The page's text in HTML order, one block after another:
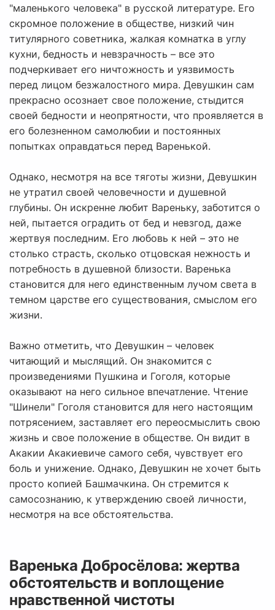
"маленького человека" в русской литературе. Его
скромное положение в обществе, низкий чин
титулярного советника, жалкая комнатка в углу
кухни, бедность и невзрачность – все это
подчеркивает его ничтожность и уязвимость
перед лицом безжалостного мира. Девушкин сам
прекрасно осознает свое положение, стыдится
своей бедности и неопрятности, что проявляется в
его болезненном самолюбии и постоянных
попытках оправдаться перед Варенькой.
Однако, несмотря на все тяготы жизни, Девушкин
не утратил своей человечности и душевной
глубины. Он искренне любит Вареньку, заботится о
ней, пытается оградить от бед и невзгод, даже
жертвуя последним. Его любовь к ней – это не
столько страсть, сколько отцовская нежность и
потребность в душевной близости. Варенька
становится для него единственным лучом света в
темном царстве его существования, смыслом его
жизни.
Важно отметить, что Девушкин – человек
читающий и мыслящий. Он знакомится с
произведениями Пушкина и Гоголя, которые
оказывают на него сильное впечатление. Чтение
"Шинели" Гоголя становится для него настоящим
потрясением, заставляет его переосмыслить свою
жизнь и свое положение в обществе. Он видит в
Акакии Акакиевиче самого себя, чувствует его
боль и унижение. Однако, Девушкин не хочет быть
просто копией Башмачкина. Он стремится к
самосознанию, к утверждению своей личности,
несмотря на все обстоятельства.
Варенька Добросёлова: жертва
обстоятельств и воплощение
нравственной чистоты